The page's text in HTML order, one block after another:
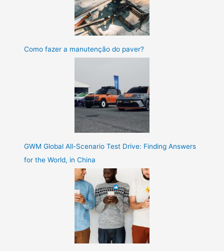
Como fazer a manutenção do paver?
GWM Global All-Scenario Test Drive: Finding Answers
for the World, in China